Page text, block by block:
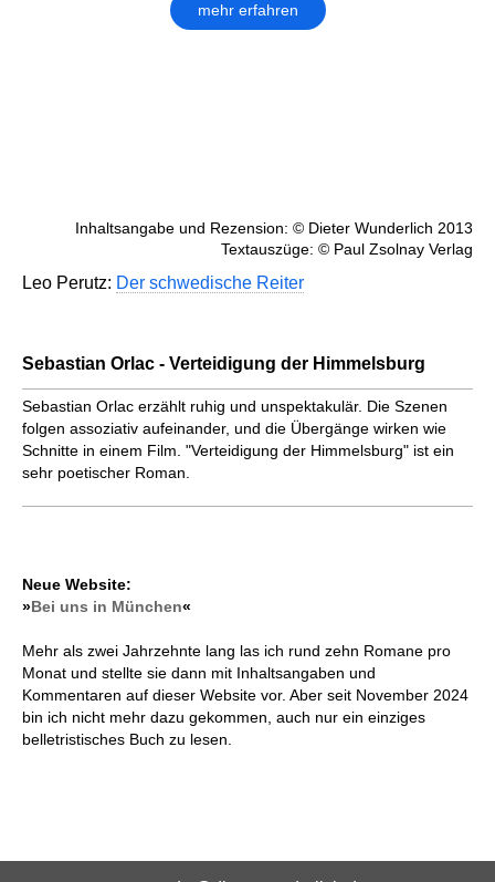
mehr erfahren
Inhaltsangabe und Rezension: © Dieter Wunderlich 2013
Textauszüge: © Paul Zsolnay Verlag
Leo Perutz: Der schwedische Reiter
Sebastian Orlac - Verteidigung der Himmelsburg
Sebastian Orlac erzählt ruhig und unspektakulär. Die Szenen
folgen assoziativ aufeinander, und die Übergänge wirken wie
Schnitte in einem Film. "Verteidigung der Himmelsburg" ist ein
sehr poetischer Roman.
Neue Website:
»Bei uns in München«
Mehr als zwei Jahrzehnte lang las ich rund zehn Romane pro
Monat und stellte sie dann mit Inhaltsangaben und
Kommentaren auf dieser Website vor. Aber seit November 2024
bin ich nicht mehr dazu gekommen, auch nur ein einziges
belletristisches Buch zu lesen.